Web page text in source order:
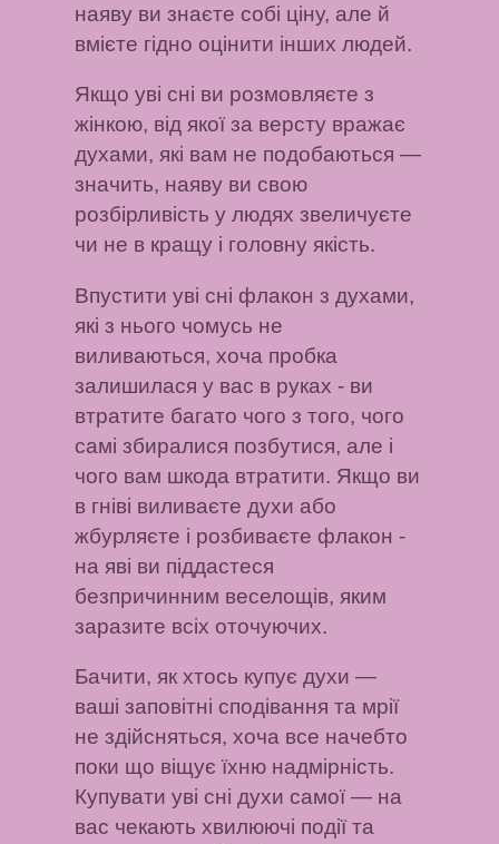
наяву ви знаєте собі ціну, але й
вмієте гідно оцінити інших людей.
Якщо уві сні ви розмовляєте з
жінкою, від якої за версту вражає
духами, які вам не подобаються —
значить, наяву ви свою
розбірливість у людях звеличуєте
чи не в кращу і головну якість.
Впустити уві сні флакон з духами,
які з нього чомусь не
виливаються, хоча пробка
залишилася у вас в руках - ви
втратите багато чого з того, чого
самі збиралися позбутися, але і
чого вам шкода втратити. Якщо ви
в гніві виливаєте духи або
жбурляєте і розбиваєте флакон -
на яві ви піддастеся
безпричинним веселощів, яким
заразите всіх оточуючих.
Бачити, як хтось купує духи —
ваші заповітні сподівання та мрії
не здійсняться, хоча все начебто
поки що віщує їхню надмірність.
Купувати уві сні духи самої — на
вас чекають хвилюючі події та